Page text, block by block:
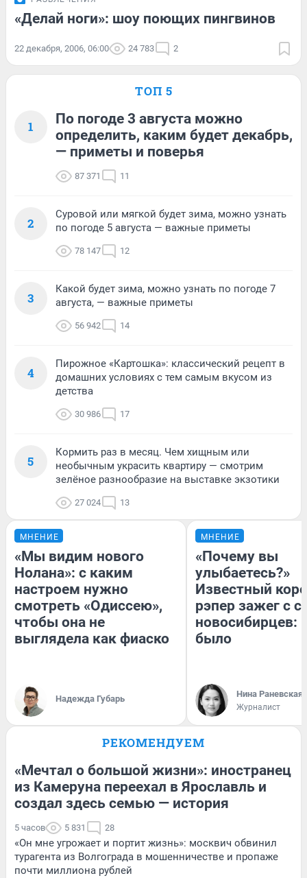
«Делай ноги»: шоу поющих пингвинов
22 декабря, 2006, 06:00 24 783 2
ТОП 5
1
По погоде 3 августа можно
определить, каким будет декабрь,
— приметы и поверья
87 371 11
2
Суровой или мягкой будет зима, можно узнать
по погоде 5 августа — важные приметы
78 147 12
3
Какой будет зима, можно узнать по погоде 7
августа, — важные приметы
56 942 14
4
Пирожное «Картошка»: классический рецепт в
домашних условиях с тем самым вкусом из
детства
30 986 17
5
Кормить раз в месяц. Чем хищным или
необычным украсить квартиру — смотрим
зелёное разнообразие на выставке экзотики
27 024 13
МНЕНИЕ
«Мы видим нового
Нолана»: с каким
настроем нужно
смотреть «Одиссею»,
чтобы она не
выглядела как фиаско
Надежда Губарь
МНЕНИЕ
«Почему вы
улыбаетесь?»
Известный
рэпер зажег с
новосибирцев:
было
Нина Раневская
Журналист
РЕКОМЕНДУЕМ
«Мечтал о большой жизни»: иностранец
из Камеруна переехал в Ярославль и
создал здесь семью — история
5 часов 5 831 28
«Он мне угрожает и портит жизнь»: москвич обвинил
турагента из Волгограда в мошенничестве и пропаже
почти миллиона рублей